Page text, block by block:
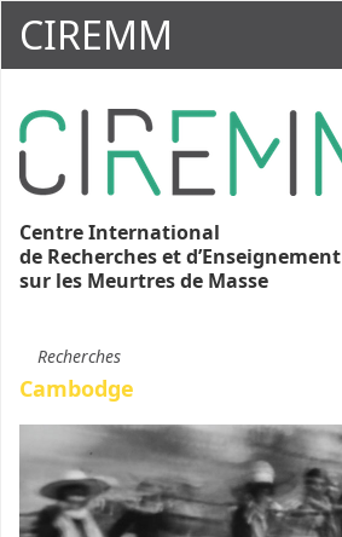
CIREMM
Centre International
de Recherches et d’Enseignement
sur les Meurtres de Masse
Recherches
Cambodge